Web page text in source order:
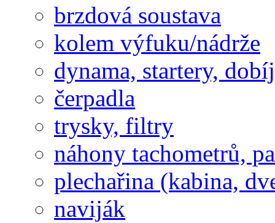
brzdová soustava
kolem výfuku/nádrže
dynama, startery,
čerpadla
trysky, filtry
náhony tachometrů,
plechařina (kabina,
naviják